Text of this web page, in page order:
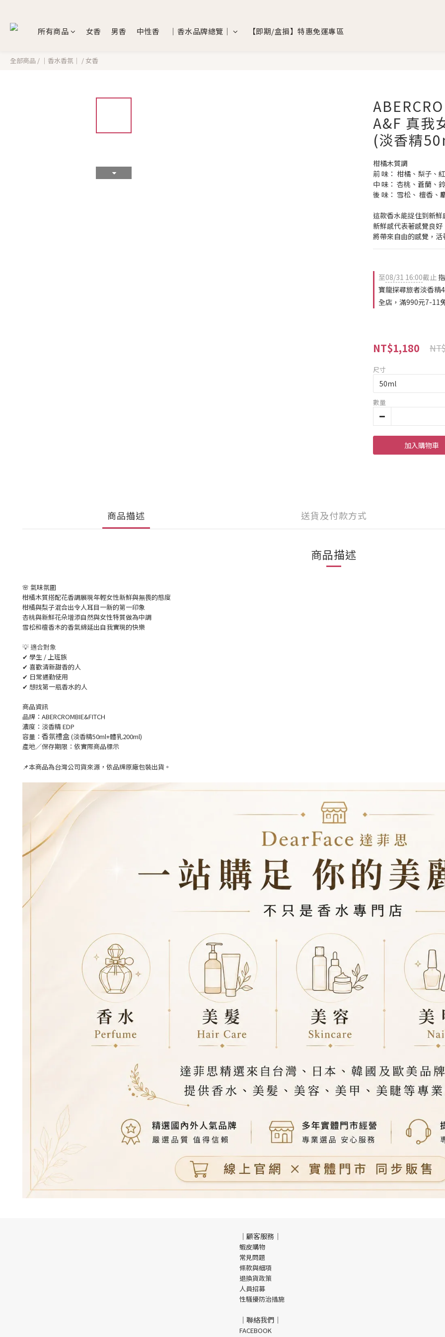
所有商品 女香 男香 中性香 ｜香水品牌總覽｜ 【即期/盒損】特惠免運專區
全部商品 / ｜香水香氛｜ / 女香
A&F 真我
(淡香精
柑橘木質調
前 味： 柑橘、梨子、
中 味： 杏桃、蒼蘭、
後 味： 雪松、 檀香、
這款香水能捉住到新鮮
新鮮感代表著感覺良好
將帶來自由的感覺，活
至08/31 16:00截止
寶龍探尋旅者淡香精
全店，滿990元7-11
NT$1,180
尺寸
數量
加入購物車
商品描述 送貨及付款方式
商品描述
🌸 氣味氛圍
柑橘木質搭配花香調展現年輕女性新鮮與無畏的態度
柑橘與梨子混合出令人耳目一新的第一印象
杏桃與新鮮花朵增添自然與女性特質做為中調
雪松和檀香木的香氣綿延出自我實現的快樂
💡 適合對象
✔ 學生 / 上班族
✔ 喜歡清新甜香的人
✔ 日常通勤使用
✔ 想找第一瓶香水的人
商品資訊
品牌：ABERCROMBIE&FITCH
濃度：淡香精 EDP
容量： 香氛禮盒(淡香精50ml+體乳200ml)
產地／保存期限：依實際商品標示
📌本商品為台灣公司貨來源，依品牌原廠包裝出貨。
｜顧客服務｜
蝦皮購物
常見問題
條款與細項
退換貨政策
人員招募
性騷擾防治措施
｜聯絡我們｜
FACEBOOK